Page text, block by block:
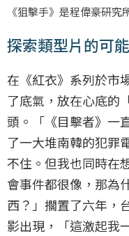
《狙擊手》是程偉豪研
探索類型片的可能
在《紅衣》系列於市
了底氣，放在心底的
頭。「《目擊者》一
了一大堆南韓的犯罪
不住。但我也同時在
會事件都很像，那為
西？」擱置了六年，
影出現，「這激起我